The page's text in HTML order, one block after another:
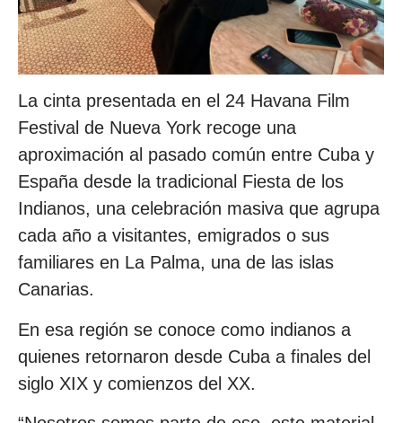
La cinta presentada en el 24 Havana Film
Festival de Nueva York recoge una
aproximación al pasado común entre Cuba y
España desde la tradicional Fiesta de los
Indianos, una celebración masiva que agrupa
cada año a visitantes, emigrados o sus
familiares en La Palma, una de las islas
Canarias.
En esa región se conoce como indianos a
quienes retornaron desde Cuba a finales del
siglo XIX y comienzos del XX.